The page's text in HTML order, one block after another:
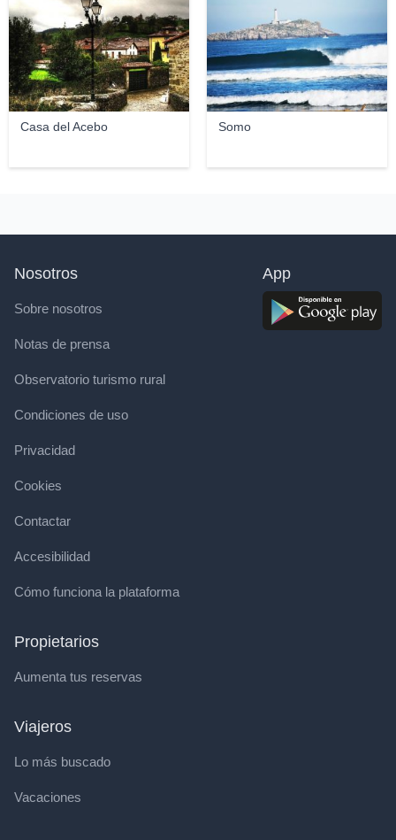
Casa del Acebo Somo
Nosotros
Sobre nosotros
Notas de prensa
Observatorio turismo rural
Condiciones de uso
Privacidad
Cookies
Contactar
Accesibilidad
Cómo funciona la plataforma
Propietarios
Aumenta tus reservas
Viajeros
Lo más buscado
Vacaciones
App